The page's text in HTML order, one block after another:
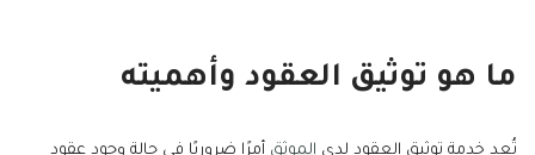
ما هو توثيق العقود وأهميته
تُعد خدمة توثيق العقود لدى الموثق أمرًا ضروريًا في حالة وجود عقود